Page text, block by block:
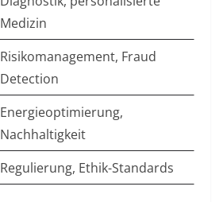
Medizin ​
Risikomanagement, Fraud
Detection ​
Energieoptimierung,
Nachhaltigkeit ​
Regulierung, Ethik-Standards ​